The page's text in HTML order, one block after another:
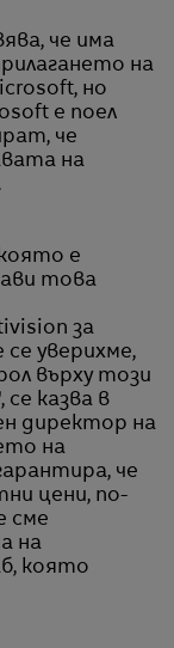
че има
на
но
е поел
че
на
е
това
за
уверихме,
върху този
казва в
директор на
на
че
цени, по-
сме
на
която